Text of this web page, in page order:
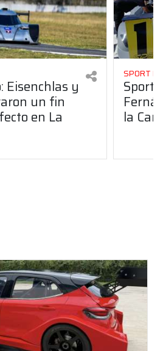
Eisenchlas y
un fin
en La
SPORT
Sport
la